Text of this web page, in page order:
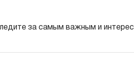
за самым важным и